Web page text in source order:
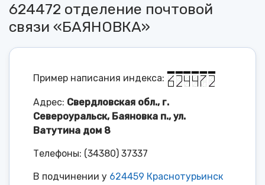
624472 отделение почтовой
связи «БАЯНОВКА»
Пример написания индекса:
Адрес: Свердловская обл., г.
Североуральск, Баяновка п., ул.
Ватутина дом 8
Телефоны: (34380) 37337
В подчинении у 624459 Краснотурьинск